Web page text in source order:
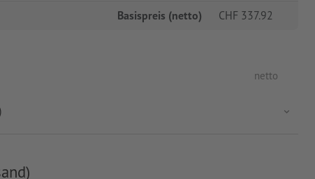
Basispreis (netto) CHF 337.92
netto